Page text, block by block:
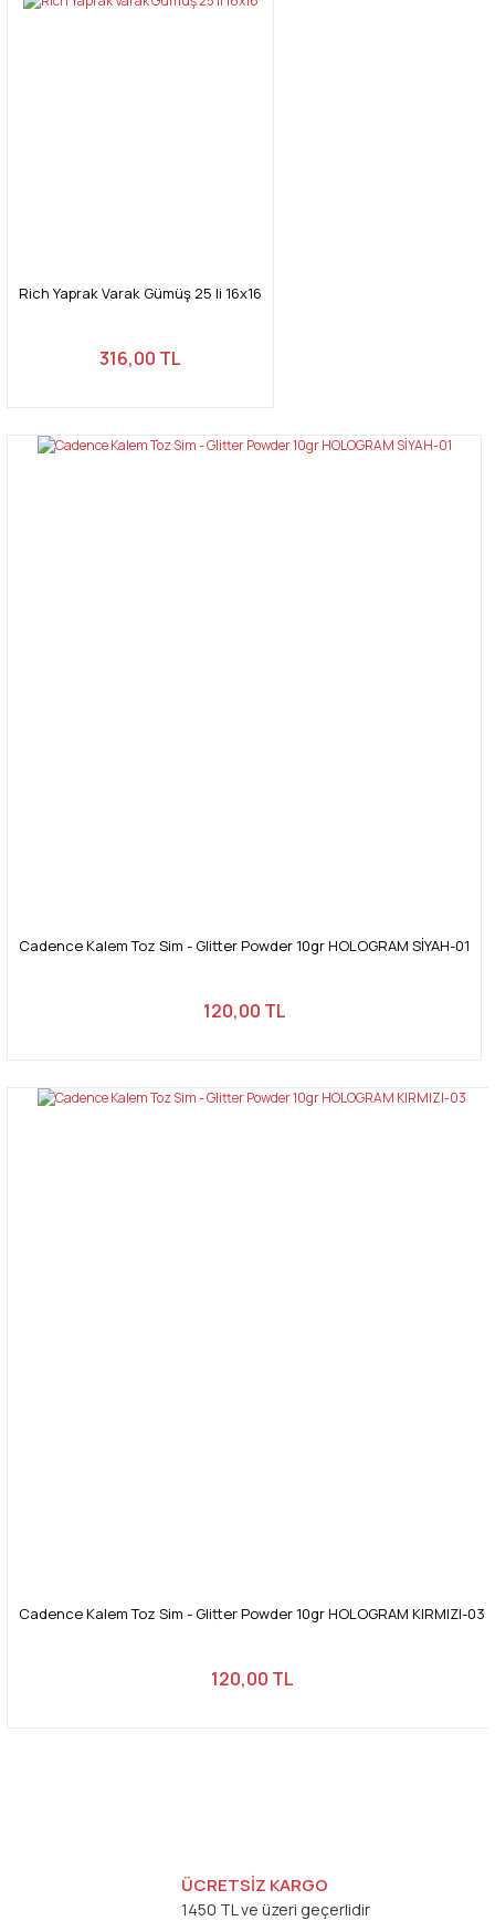
Rich Yaprak Varak Gümüş 25 li 16x16
316,00 TL
Cadence Kalem Toz Sim - Glitter Powder 10gr HOLOGRAM SİYAH-01
120,00 TL
Cadence Kalem Toz Sim - Glitter Powder 10gr HOLOGRAM KIRMIZI-03
120,00 TL
ÜCRETSİZ KARGO
1450 TL ve üzeri geçerlidir